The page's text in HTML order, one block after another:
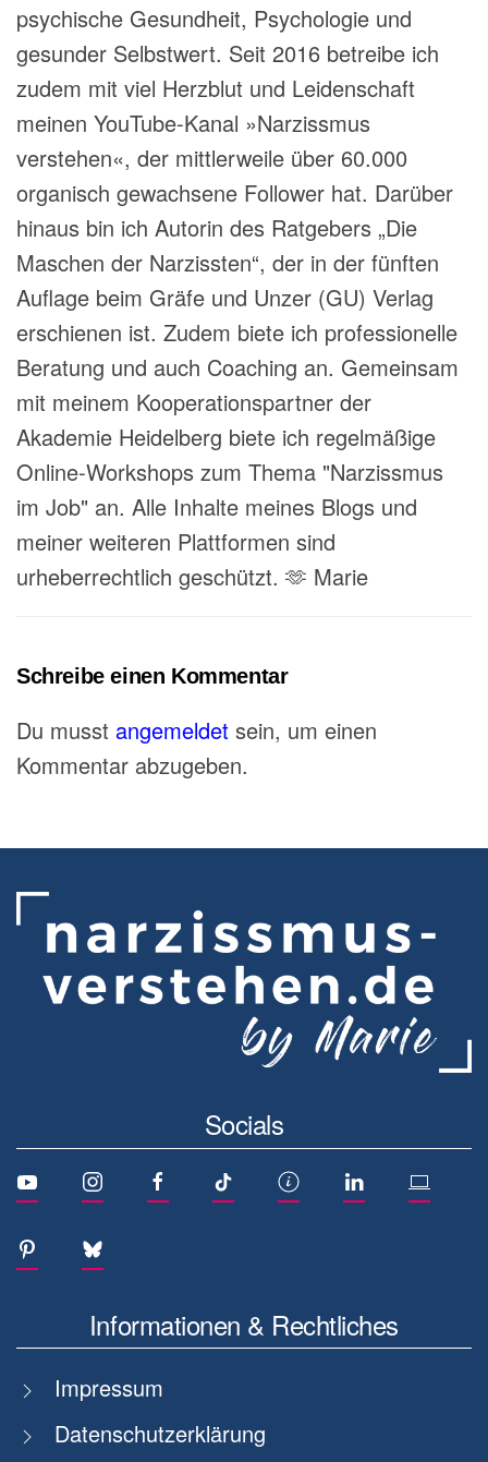
psychische Gesundheit, Psychologie und
gesunder Selbstwert. Seit 2016 betreibe ich
zudem mit viel Herzblut und Leidenschaft
meinen YouTube-Kanal »Narzissmus
verstehen«, der mittlerweile über 60.000
organisch gewachsene Follower hat. Darüber
hinaus bin ich Autorin des Ratgebers „Die
Maschen der Narzissten“, der in der fünften
Auflage beim Gräfe und Unzer (GU) Verlag
erschienen ist. Zudem biete ich professionelle
Beratung und auch Coaching an. Gemeinsam
mit meinem Kooperationspartner der
Akademie Heidelberg biete ich regelmäßige
Online-Workshops zum Thema "Narzissmus
im Job" an. Alle Inhalte meines Blogs und
meiner weiteren Plattformen sind
urheberrechtlich geschützt. 🫶 Marie
Schreibe einen Kommentar
Du musst angemeldet sein, um einen
Kommentar abzugeben.
Socials
Informationen & Rechtliches
Impressum
Datenschutzerklärung